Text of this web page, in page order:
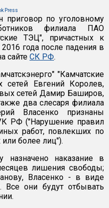
Press
приговор по уголовному
филиала ПАО
ТЭЦ", причастных к
года после падения в
сайте СК РФ.
"Камчатские
Евгений Королев,
сетей Дамир Баширов,
два слесаря филиала
Власенко признаны
РФ ("Нарушение правил
работ, повлекших по
более лиц").
назначено наказание в
лишения свободы;
Власенко - в виде
Все они будут отбывать